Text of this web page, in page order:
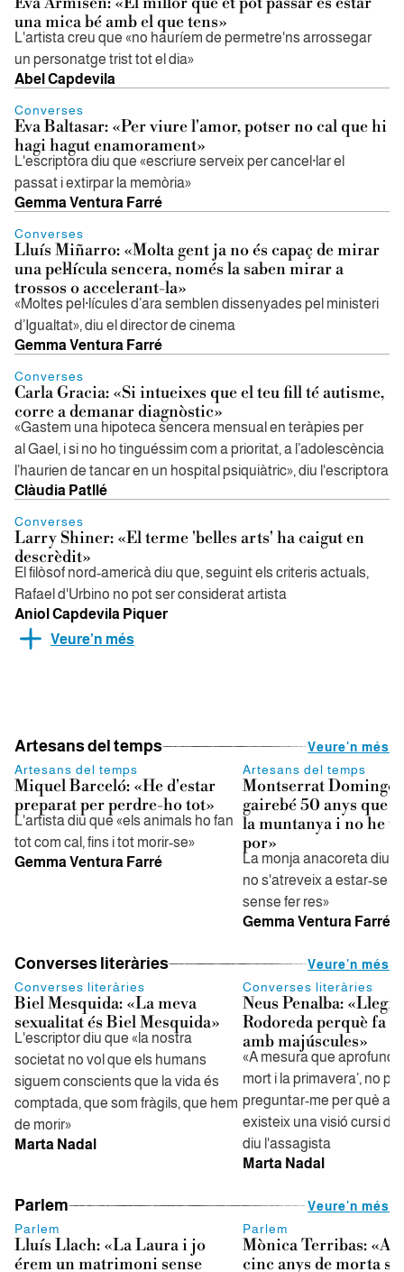
una mica bé amb el que tens»
L'artista creu que «no hauríem de permetre'ns arrossegar
un personatge trist tot el dia»
Abel Capdevila
Converses
Eva Baltasar: «Per viure l'amor, potser no cal que hi
hagi hagut enamorament»
L'escriptora diu que «escriure serveix per cancel·lar el
passat i extirpar la memòria»
Gemma Ventura Farré
Converses
Lluís Miñarro: «Molta gent ja no és capaç de mirar
una pel·lícula sencera, només la saben mirar a
trossos o accelerant-la»
«Moltes pel·lícules d’ara semblen dissenyades pel ministeri
d’Igualtat», diu el director de cinema
Gemma Ventura Farré
Converses
Carla Gracia: «Si intueixes que el teu fill té autisme,
corre a demanar diagnòstic»
«Gastem una hipoteca sencera mensual en teràpies per
al Gael, i si no ho tinguéssim com a prioritat, a l’adolescència
l’haurien de tancar en un hospital psiquiàtric», diu l'escriptora
Clàudia Patllé
Converses
Larry Shiner: «El terme 'belles arts' ha caigut en
descrèdit»
El filòsof nord-americà diu que, seguint els criteris actuals,
Rafael d'Urbino no pot ser considerat artista
Aniol Capdevila Piquer
Veure’n més
Artesans del temps
Veure'n més
Artesans del temps
Miquel Barceló: «He d'estar
preparat per perdre-ho tot»
L'artista diu que «els animals ho fan
tot com cal, fins i tot morir-se»
Gemma Ventura Farré
Artesans del temps
Montserrat Domingo:
gairebé 50 anys que
la muntanya i no he
por»
La monja anacoreta diu
no s'atreveix a estar-se
sense fer res»
Gemma Ventura Farré
Converses literàries
Veure'n més
Converses literàries
Biel Mesquida: «La meva
sexualitat és Biel Mesquida»
L'escriptor diu que «la nostra
societat no vol que els humans
siguem conscients que la vida és
comptada, que som fràgils, que hem
de morir»
Marta Nadal
Converses literàries
Neus Penalba:
Rodoreda perquè fa
amb majúscules»
«A mesura que
mort i la primavera’, no
preguntar-me per què a
existeix una visió cursi de
diu l'assagista
Marta Nadal
Parlem
Veure'n més
Parlem
Lluís Llach: «La Laura i jo
érem un matrimoni sense
Parlem
Mònica Terribas: «Al
cinc anys de morta